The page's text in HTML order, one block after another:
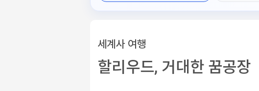
세계사 여행
할리우드, 거대한 꿈공장